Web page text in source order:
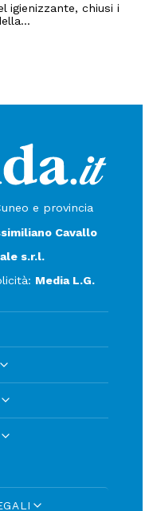
igienizzante, chiusi i
e provincia
Cavallo
s.r.l.
Media L.G.